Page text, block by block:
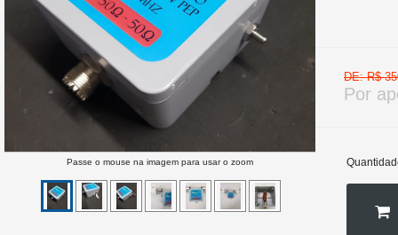
Passe o mouse na imagem para usar o zoom
DE: R$
Por